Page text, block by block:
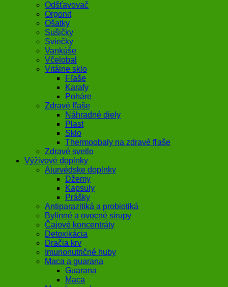
Odšťavovač
Orgonit
Ošatky
Sušičky
Sviečky
Vankúše
Včelobal
Vitálne sklo
Fľaše
Karafy
Poháre
Zdravé fľaše
Náhradné diely
Plast
Sklo
Thermoobaly na zdravé fľaše
Zdravé svetlo
Výživové doplnky
Ajurvédske doplnky
Džemy
Kapsuly
Prášky
Antiparazitiká a probiotiká
Bylinné a ovocné sirupy
Čajové koncentráty
Detoxikácia
Dračia krv
Imunonutričné huby
Maca a guarana
Guarana
Maca